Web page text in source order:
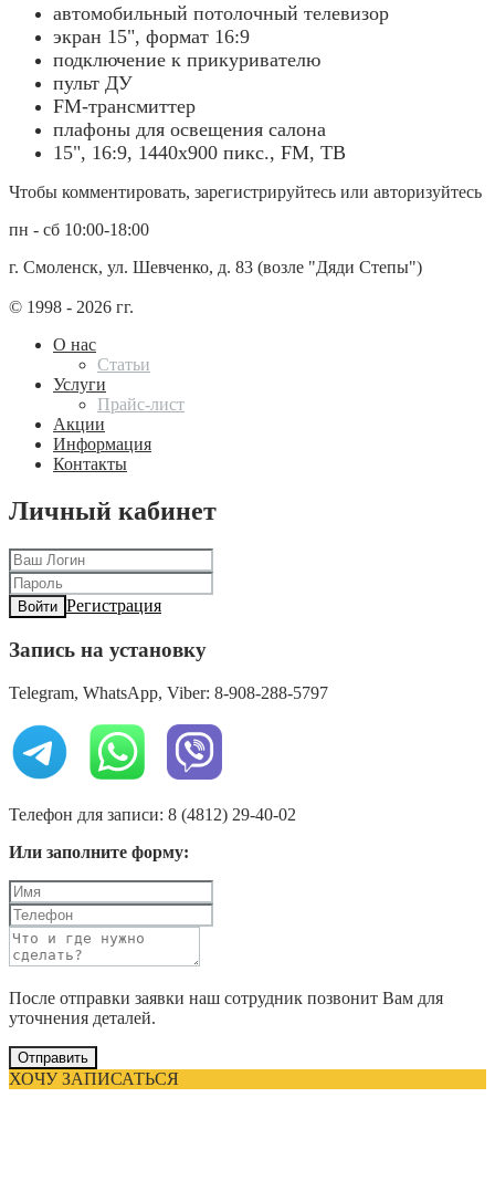
автомобильный потолочный телевизор
экран 15", формат 16:9
подключение к прикуривателю
пульт ДУ
FM-трансмиттер
плафоны для освещения салона
15", 16:9, 1440х900 пикс., FM, ТВ
Чтобы комментировать, зарегистрируйтесь или авторизуйтесь
пн - сб 10:00-18:00
г. Смоленск, ул. Шевченко, д. 83 (возле "Дяди Степы")
© 1998 - 2026 гг.
О нас
Статьи
Услуги
Прайс-лист
Акции
Информация
Контакты
Личный кабинет
Войти Регистрация
Запись на установку
Telegram, WhatsApp, Viber: 8-908-288-5797
Телефон для записи: 8 (4812) 29-40-02
Или заполните форму:
После отправки заявки наш сотрудник позвонит Вам для
уточнения деталей.
Отправить
ХОЧУ ЗАПИСАТЬСЯ